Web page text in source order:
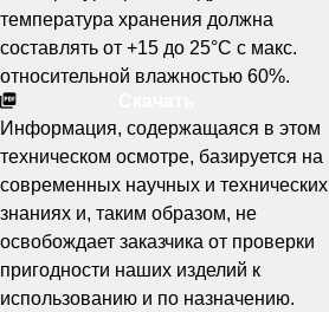
температура хранения должна
составлять от +15 до 25°С с макс.
относительной влажностью 60%.
Информация, содержащаяся в этом
техническом осмотре, базируется на
современных научных и технических
знаниях и, таким образом, не
освобождает заказчика от проверки
пригодности наших изделий к
использованию и по назначению.